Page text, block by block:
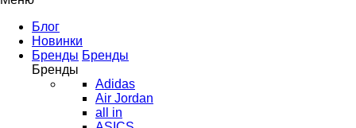
Блог
Новинки
Бренды Бренды
Бренды
Adidas
Air Jordan
all in